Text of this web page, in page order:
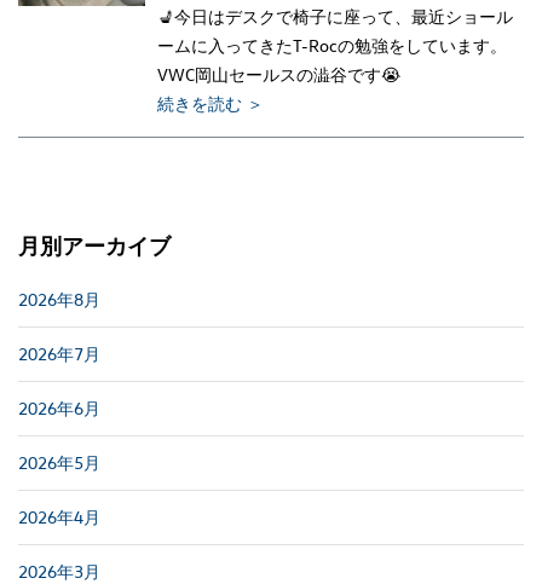
💺今日はデスクで椅子に座って、最近ショール
ームに入ってきたT-Rocの勉強をしています。
VWC岡山セールスの澁谷です😭
続きを読む ＞
月別アーカイブ
2026年8月
2026年7月
2026年6月
2026年5月
2026年4月
2026年3月